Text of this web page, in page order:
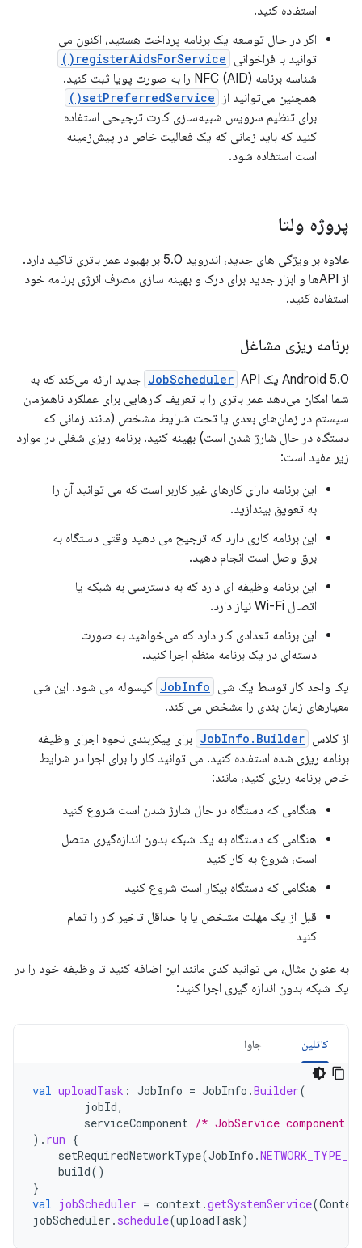
استفاده کنید.
اگر در حال توسعه یک برنامه پرداخت هستید، اکنون می
توانید با فراخوانی registerAidsForService()
شناسه برنامه NFC (AID) را به صورت پویا ثبت کنید.
همچنین می‌توانید از
setPreferredService()
برای تنظیم سرویس شبیه‌سازی کارت ترجیحی استفاده
کنید که باید زمانی که یک فعالیت خاص در پیش‌زمینه
است استفاده شود.
پروژه ولتا
علاوه بر ویژگی های جدید، اندروید 5.0 بر بهبود عمر باتری تاکید دارد.
از APIها و ابزار جدید برای درک و بهینه سازی مصرف انرژی برنامه خود
استفاده کنید.
برنامه ریزی مشاغل
Android 5.0 یک JobScheduler API جدید ارائه می‌کند که به
شما امکان می‌دهد عمر باتری را با تعریف کارهایی برای عملکرد ناهمزمان
سیستم در زمان‌های بعدی یا تحت شرایط مشخص (مانند زمانی که
دستگاه در حال شارژ شدن است) بهینه کنید. برنامه ریزی شغلی در موارد
زیر مفید است:
این برنامه دارای کارهای غیر کاربر است که می توانید آن را
به تعویق بیندازید.
این برنامه کاری دارد که ترجیح می دهید وقتی دستگاه به
برق وصل است انجام دهید.
این برنامه وظیفه ای دارد که به دسترسی به شبکه یا
اتصال Wi-Fi نیاز دارد.
این برنامه تعدادی کار دارد که می‌خواهید به صورت
دسته‌ای در یک برنامه منظم اجرا کنید.
یک واحد کار توسط یک شی JobInfo کپسوله می شود. این شی
معیارهای زمان بندی را مشخص می کند.
از کلاس JobInfo.Builder برای پیکربندی نحوه اجرای وظیفه
برنامه ریزی شده استفاده کنید. می توانید کار را برای اجرا در شرایط
خاص برنامه ریزی کنید، مانند:
هنگامی که دستگاه در حال شارژ شدن است شروع کنید
هنگامی که دستگاه به یک شبکه بدون اندازه‌گیری متصل
است، شروع به کار کنید
هنگامی که دستگاه بیکار است شروع کنید
قبل از یک مهلت مشخص یا با حداقل تاخیر کار را تمام
کنید
به عنوان مثال، می توانید کدی مانند این اضافه کنید تا وظیفه خود را در
یک شبکه بدون اندازه گیری اجرا کنید:
کاتلین جاوا
val uploadTask : JobInfo = JobInfo .Builder(
jobId,
serviceComponent /* JobService component
). run {
setRequiredNetworkType(JobInfo .
build()
}
val jobScheduler = context.getSystemService(
jobScheduler . schedule(uploadTask)